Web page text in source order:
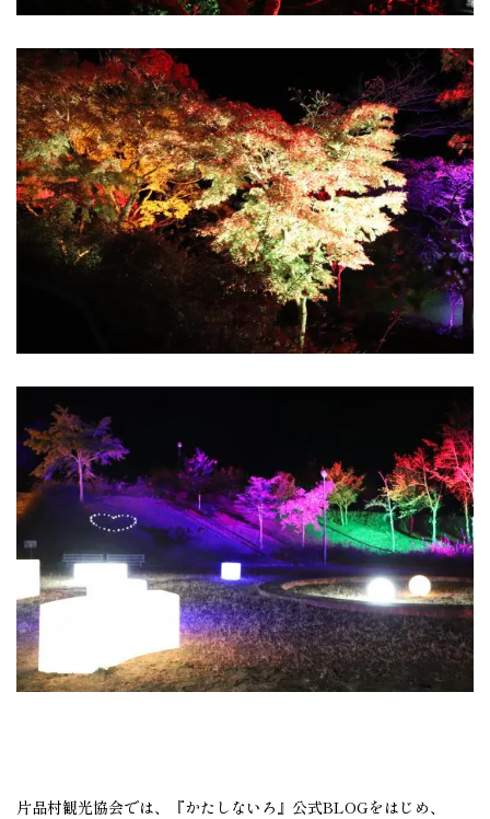
片品村観光協会では、『かたしないろ』公式BLOGをはじめ、